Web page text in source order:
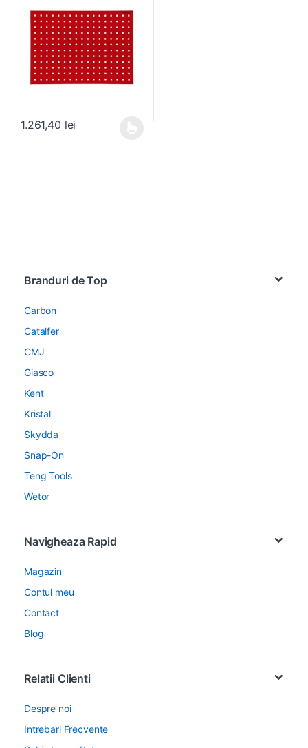
1.261,40 lei
Branduri de Top
Carbon
Catalfer
CMJ
Giasco
Kent
Kristal
Skydda
Snap-On
Teng Tools
Wetor
Navigheaza Rapid
Magazin
Contul meu
Contact
Blog
Relatii Clienti
Despre noi
Intrebari Frecvente